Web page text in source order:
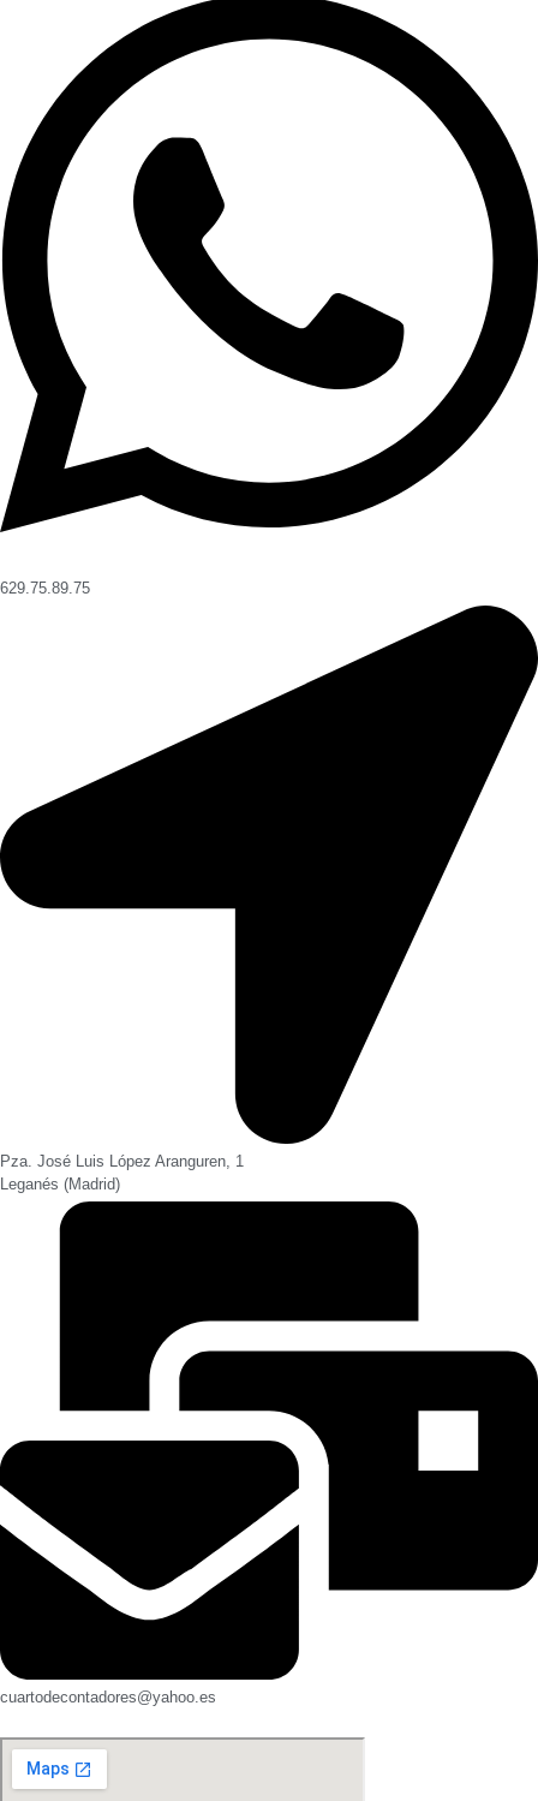
629.75.89.75
Pza. José Luis López Aranguren, 1
Leganés (Madrid)
cuartodecontadores@yahoo.es